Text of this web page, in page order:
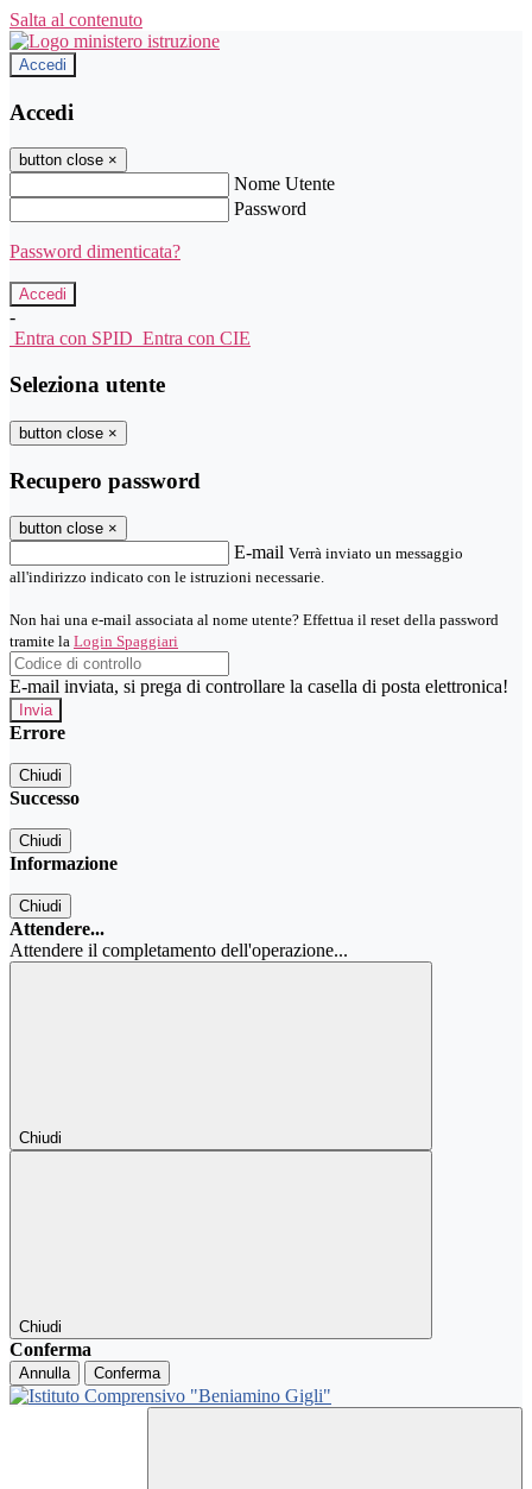
Salta al contenuto
Accedi
Accedi
button close ×
Nome Utente
Password
Password dimenticata?
-
Entra con SPID Entra con CIE
Seleziona utente
button close ×
Recupero password
button close ×
E-mail Verrà inviato un messaggio
all'indirizzo indicato con le istruzioni necessarie.
Non hai una e-mail associata al nome utente? Effettua il reset della password
tramite la Login Spaggiari
E-mail inviata, si prega di controllare la casella di posta elettronica!
Errore
Chiudi
Successo
Chiudi
Informazione
Chiudi
Attendere...
Attendere il completamento dell'operazione...
Chiudi
Chiudi
Conferma
Annulla Conferma